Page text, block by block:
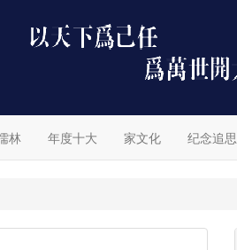
林 年度十大 家文化 纪念追思